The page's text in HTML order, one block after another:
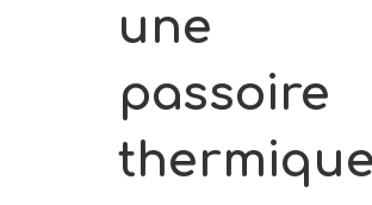
une
passoire